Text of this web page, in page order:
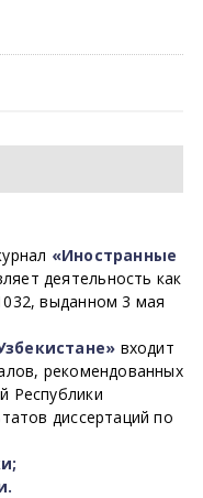
«Иностранные
деятельность как
выданном 3 мая
входит
рекомендованных
Республики
диссертаций по